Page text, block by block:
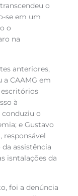
o
se em um
o
na
anteriores,
CAAMG em
escritórios
à
conduziu o
e Gustavo
responsável
assistência
isntalações da
foi a denúncia